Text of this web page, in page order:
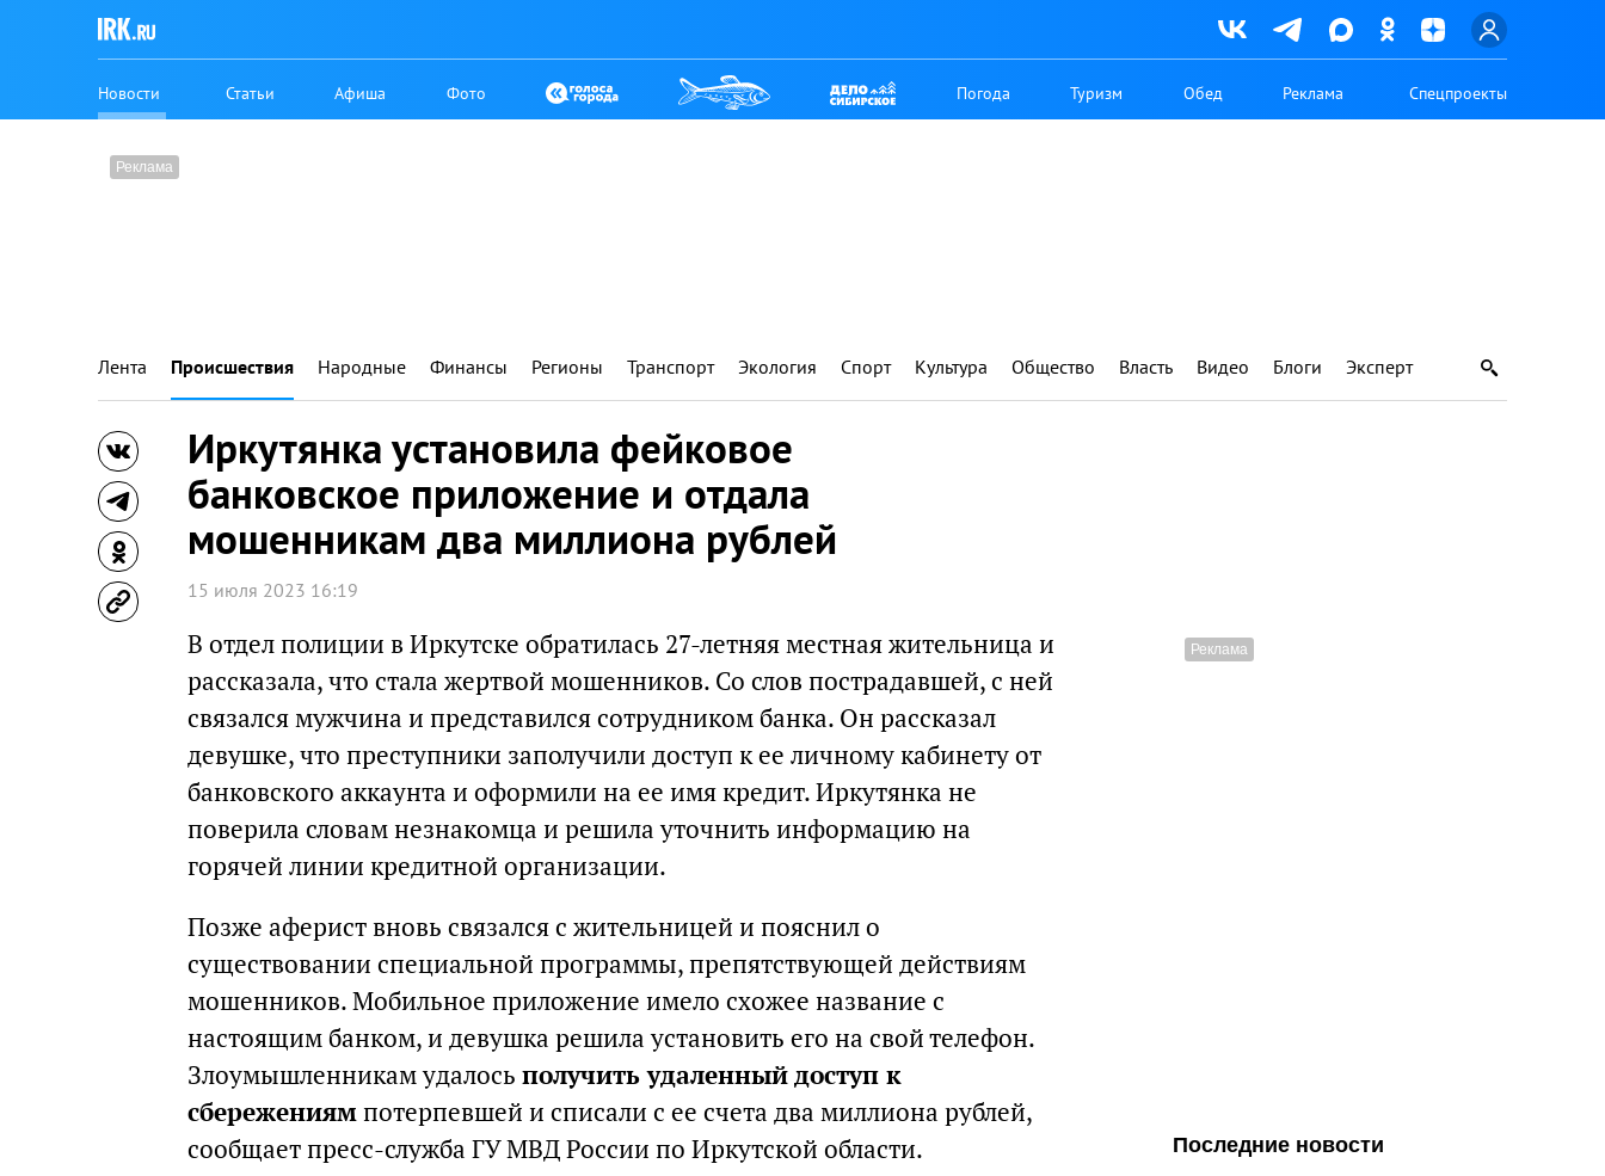
Новости Статьи Афиша Фото Погода Туризм Обед Реклама Спецпроекты
Лента Происшествия Народные Финансы Регионы Транспорт Экология Спорт Культура Общество Власть Видео Блоги Эксперт
Иркутянка установила фейковое
банковское приложение и отдала
мошенникам два миллиона рублей
15 июля 2023 16:19
В отдел полиции в Иркутске обратилась 27-летняя местная жительница и
рассказала, что стала жертвой мошенников. Со слов пострадавшей, с ней
связался мужчина и представился сотрудником банка. Он рассказал
девушке, что преступники заполучили доступ к ее личному кабинету от
банковского аккаунта и оформили на ее имя кредит. Иркутянка не
поверила словам незнакомца и решила уточнить информацию на
горячей линии кредитной организации.
Позже аферист вновь связался с жительницей и пояснил о
существовании специальной программы, препятствующей действиям
мошенников. Мобильное приложение имело схожее название с
настоящим банком, и девушка решила установить его на свой телефон.
Злоумышленникам удалось получить удаленный доступ к
сбережениямпотерпевшей и списали с ее счета два миллиона рублей,
сообщает пресс-служба ГУ МВД России по Иркутской области.
Последние новости